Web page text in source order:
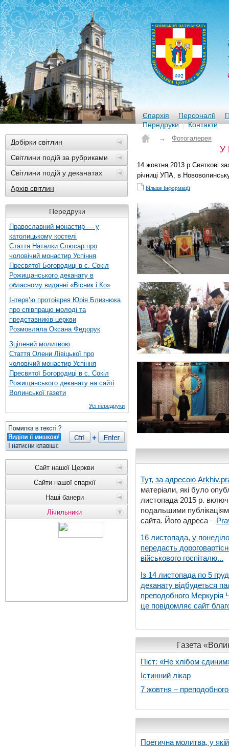
Єпархія Персоналії
Передруки
Контакти
Добірки світлин
Світлини подій за рубриками
Світлини подій у деканатах
Архів світлин
Передруки
Православний монастир — у
католицькому костелі
Стаття Наталки Слюсар про
чоловічий монастир Успіння
Пресвятої Богородиці в с. Сокіл
Рожищанського деканату в
обласному виданні «Вісник і Ко»
Інтерв’ю протоієрея Юрія Близнюка
про співпрацю молоді та
представників церкви
Розмовляла Оксана Федорук
Зцілений молитвою
Стаття Олени Лівіцької про
чоловічий монастир Успіння
Пресвятої Богородиці в с. Сокіл
Рожищанського деканату на сайті
Волинської газети
Усі передруки
Сайт нашої Церкви
Сайти нашої єпархії
Наші банери
Лічильники
→ Фотогалерея
У
14 жовтня 2013 р.Святкові
річниці УПА, в
Більше інформації
Тут, за адресою
матеріали, які було
листопада 2015 р.
подальшими
сайта. Його адреса –
16 листопада, у
передасть
військового госпіталю...
Із 14 листопада по 5
деканату відбудеться
преподобного Меркурія
це повідомляє сайт
Газета
Піст: «Не хлібом
Істинний лікар
7 жовтня –
Поетична молитва, у